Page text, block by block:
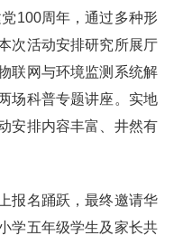
100周年，通过多种形
次活动安排研究所展厅
联网与环境监测系统解
场科普专题讲座。 实地
安排内容丰富、井然有
报名踊跃，最终邀请华
学五年级学生及家长共